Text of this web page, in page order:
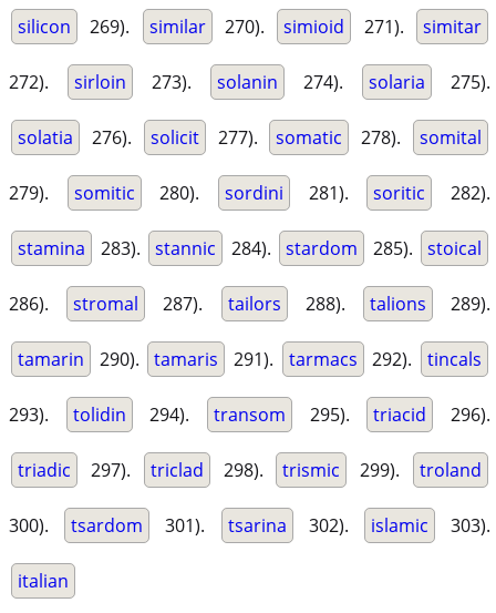
silicon 269). similar 270). simioid 271). simitar
272). sirloin 273). solanin 274). solaria 275).
solatia 276). solicit 277). somatic 278). somital
279). somitic 280). sordini 281). soritic 282).
stamina 283). stannic 284). stardom 285). stoical
286). stromal 287). tailors 288). talions 289).
tamarin 290). tamaris 291). tarmacs 292). tincals
293). tolidin 294). transom 295). triacid 296).
triadic 297). triclad 298). trismic 299). troland
300). tsardom 301). tsarina 302). islamic 303).
italian